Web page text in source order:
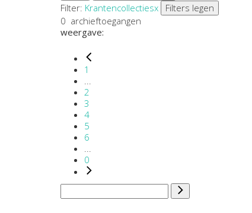
Filter: Krantencollectiesx
Filters legen
0 archieftoegangen
weergave:
1
...
2
3
4
5
6
...
0